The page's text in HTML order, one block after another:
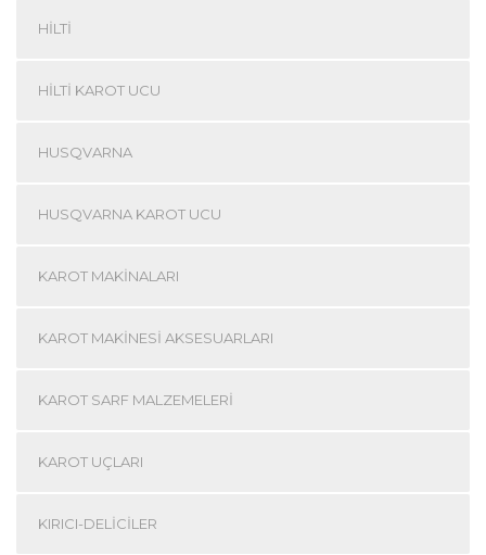
HILTI
HILTI KAROT UCU
HUSQVARNA
HUSQVARNA KAROT UCU
KAROT MAKINALARI
KAROT MAKINESI AKSESUARLARI
KAROT SARF MALZEMELERI
KAROT UÇLARI
KIRICI-DELICILER